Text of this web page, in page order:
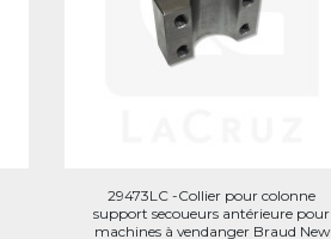
29473LC -Collier pour colonne
support secoueurs antérieure pour
machines à vendanger Braud New